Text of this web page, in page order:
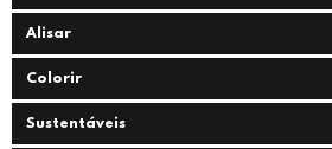
Alisar
Colorir
Sustentáveis